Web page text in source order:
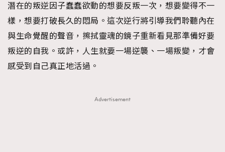
潛在的叛逆因子蠢蠢欲動的想要反叛一次，想要變得不一
樣，想要打破長久的悶局。這次逆行將引導我們聆聽內在
與生命覺醒的聲音，擦拭靈魂的鏡子重新看見那準備好要
叛逆的自我。或許，人生就要一場逆襲、一場叛變，才會
感受到自己真正地活過。
Advertisement